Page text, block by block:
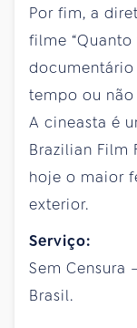
Por fim, a
filme
tempo ou
A cineasta é
Brazilian Film
hoje o maior
exterior.
Serviço:
Sem Censura
Brasil.